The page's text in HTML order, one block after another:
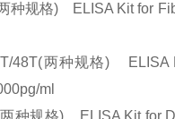
种规格) ELISA Kit for
两种规格) ELISA
ml
种规格) ELISA Kit for